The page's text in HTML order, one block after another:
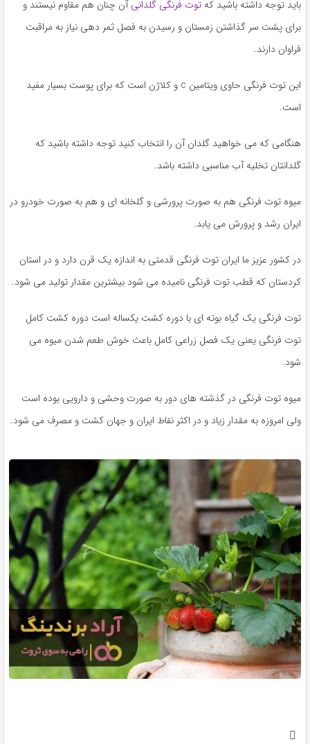
باید توجه داشته باشید که توت فرنگی گلدانیآن چنان هم مقاوم نیستند و
برای پشت سر گذاشتن زمستان و رسیدن به فصل ثمر دهی نیاز به مراقبت
فراوان دارند.
این توت فرنگی حاوی ویتامین c و کلاژن است که برای پوست بسیار مفید
است.
هنگامی که می خواهید گلدان آن را انتخاب کنید توجه داشته باشید که
گلدانتان تخلیه آب مناسبی داشته باشد.
میوه توت فرنگی هم به صورت پرورشی و گلخانه ای و هم به صورت خودرو در
ایران رشد و پرورش می یابد.
در کشور عزیز ما ایران توت فرنگی قدمتی به اندازه یک قرن دارد و در استان
کردستان که قطب توت فرنگی نامیده می شود بیشترین مقدار تولید می شود.
توت فرنگی یک گیاه بوته ای با دوره کشت یکساله است دوره کشت کامل
توت فرنگی یعنی یک فصل زراعی کامل باعث خوش طعم شدن میوه می
شود.
میوه توت فرنگی در گذشته های دور به صورت وحشی و دارویی بوده است
ولی امروزه به مقدار زیاد و در اکثر نقاط ایران و جهان کشت و مصرف می شود.